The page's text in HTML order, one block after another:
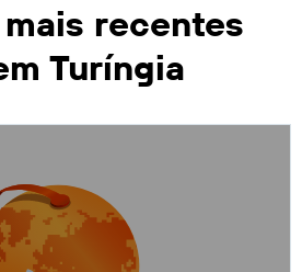
recentes
Turíngia